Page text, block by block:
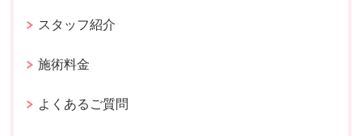
スタッフ紹介
施術料金
よくあるご質問